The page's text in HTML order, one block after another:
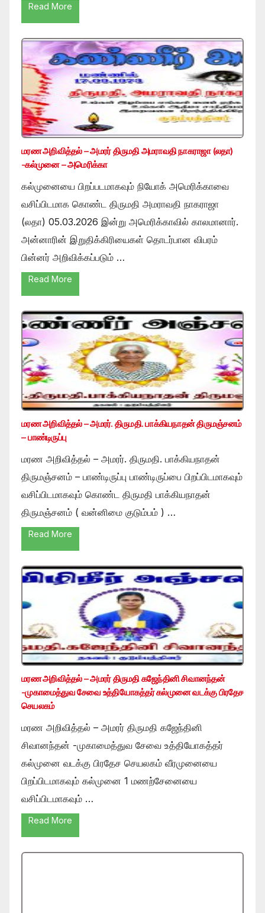
Read More
மரண அறிவித்தல் – அமரர் திருமதி அமராவதி நாகராஜா (லதா)
-கல்முனை – அமெரிக்கா
கல்முனையை பிறப்படமாகவும் நியோக் அமெரிக்காவை
வசிப்பிடமாக கொண்ட திருமதி அமராவதி நாகராஜா
(லதா) 05.03.2026 இன்று அமெரிக்காவில் காலமானார்.
அன்னாரின் இறுதிக்கிரியைகள் தொடர்பான விபரம்
பின்னர் அறிவிக்கப்படும் …
Read More
மரண அறிவித்தல் – அமரர். திருமதி. பாக்கியநாதன் திருமஞ்சனம்
– பாண்டிருப்பு
மரண அறிவித்தல் – அமரர். திருமதி. பாக்கியநாதன்
திருமஞ்சனம் – பாண்டிருப்பு பாண்டிருப்பை பிறப்பிடமாகவும்
வசிப்பிடமாகவும் கொண்ட திருமதி பாக்கியநாதன்
திருமஞ்சனம் ( வன்னிமை குடும்பம் ) …
Read More
மரண அறிவித்தல் – அமரர் திருமதி கஜேந்தினி சிவானந்தன்
-முகாமைத்துவ சேவை உத்தியோகத்தர் கல்முனை வடக்கு பிரதேச
செயலகம்
மரண அறிவித்தல் – அமரர் திருமதி கஜேந்தினி
சிவானந்தன் -முகாமைத்துவ சேவை உத்தியோகத்தர்
கல்முனை வடக்கு பிரதேச செயலகம் வீரமுனையை
பிறப்பிடமாகவும் கல்முனை 1 மணற்சேனையை
வசிப்பிடமாகவும் …
Read More